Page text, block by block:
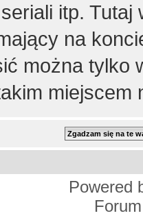
itp. Tutaj
na
można tylko
miejscem
Powered